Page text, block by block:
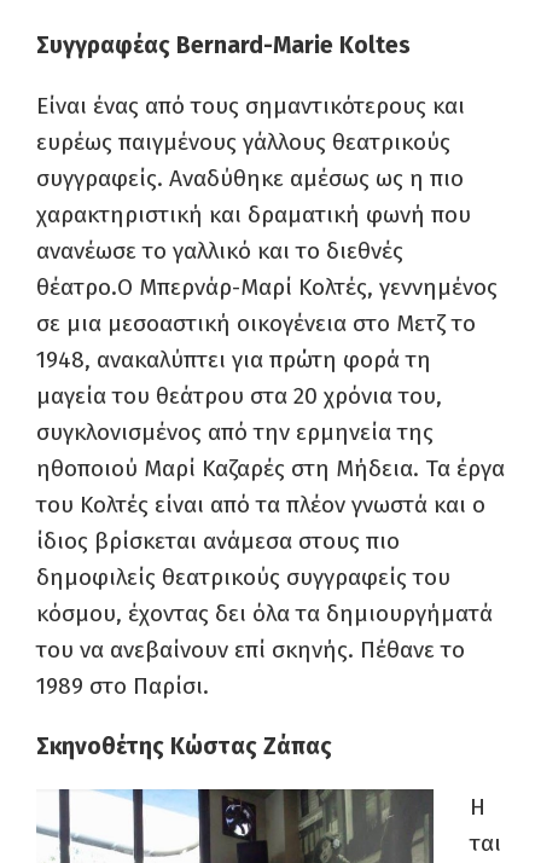
Συγγραφέας Bernard-Marie Koltes
Είναι ένας από τους σημαντικότερους και
ευρέως παιγμένους γάλλους θεατρικούς
συγγραφείς. Αναδύθηκε αμέσως ως η πιο
χαρακτηριστική και δραματική φωνή που
ανανέωσε το γαλλικό και το διεθνές
θέατρο.Ο Μπερνάρ-Μαρί Κολτές, γεννημένος
σε μια μεσοαστική οικογένεια στο Μετζ το
1948, ανακαλύπτει για πρώτη φορά τη
μαγεία του θεάτρου στα 20 χρόνια του,
συγκλονισμένος από την ερμηνεία της
ηθοποιού Μαρί Καζαρές στη Μήδεια. Τα έργα
του Κολτές είναι από τα πλέον γνωστά και ο
ίδιος βρίσκεται ανάμεσα στους πιο
δημοφιλείς θεατρικούς συγγραφείς του
κόσμου, έχοντας δει όλα τα δημιουργήματά
του να ανεβαίνουν επί σκηνής. Πέθανε το
1989 στο Παρίσι.
Σκηνοθέτης Κώστας Ζάπας
Η
ται